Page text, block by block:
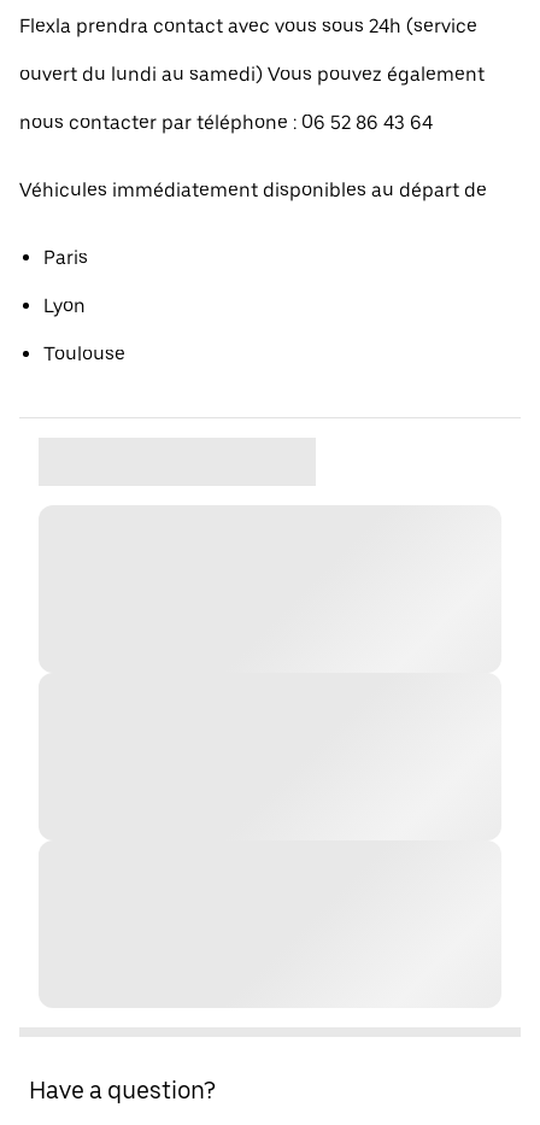
Flexla prendra contact avec vous sous 24h (service
ouvert du lundi au samedi) Vous pouvez également
nous contacter par téléphone : 06 52 86 43 64
Véhicules immédiatement disponibles au départ de
Paris
Lyon
Toulouse
Have a question?